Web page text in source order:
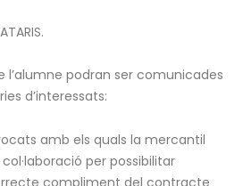
l’alumne podran ser comunicades
d’interessats:
amb els quals la mercantil
per possibilitar
compliment del contracte